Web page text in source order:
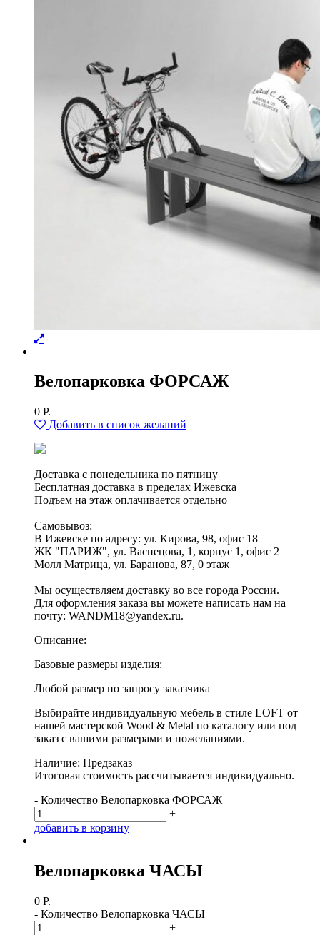
Велопарковка ФОРСАЖ
0 Р.
Добавить в список желаний
Доставка с понедельника по пятницу
Бесплатная доставка в пределах Ижевска
Подъем на этаж оплачивается отдельно
Самовывоз:
В Ижевске по адресу: ул. Кирова, 98, офис 18
ЖК "ПАРИЖ", ул. Васнецова, 1, корпус 1, офис 2
Молл Матрица, ул. Баранова, 87, 0 этаж
Мы осуществляем доставку во все города России.
Для оформления заказа вы можете написать нам на
почту: WANDM18@yandex.ru.
Описание:
Базовые размеры изделия:
Любой размер по запросу заказчика
Выбирайте индивидуальную мебель в стиле LOFT от
нашей мастерской Wood & Metal по каталогу или под
заказ с вашими размерами и пожеланиями.
Наличие: Предзаказ
Итоговая стоимость рассчитывается индивидуально.
- Количество Велопарковка ФОРСАЖ
+
добавить в корзину
Велопарковка ЧАСЫ
0 Р.
- Количество Велопарковка ЧАСЫ
+